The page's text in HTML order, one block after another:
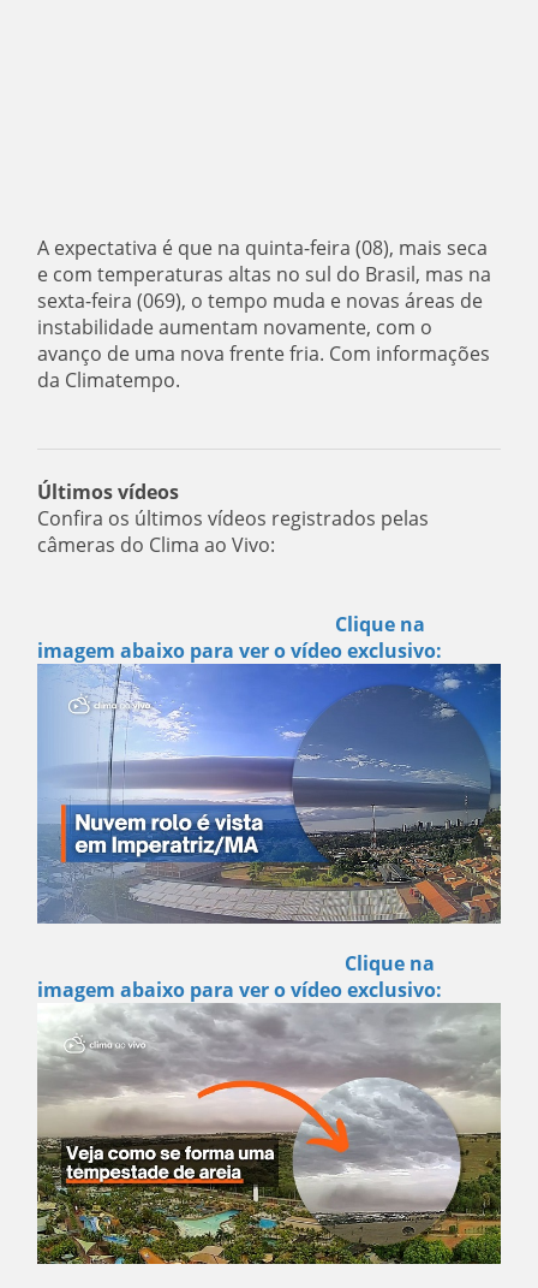
A expectativa é que na quinta-feira (08), mais seca
e com temperaturas altas no sul do Brasil, mas na
sexta-feira (069), o tempo muda e novas áreas de
instabilidade aumentam novamente, com o
avanço de uma nova frente fria. Com informações
da Climatempo.
Últimos vídeos
Confira os últimos vídeos registrados pelas
câmeras do Clima ao Vivo:
Clique na
imagem abaixo para ver o vídeo exclusivo:
Clique na
imagem abaixo para ver o vídeo exclusivo: